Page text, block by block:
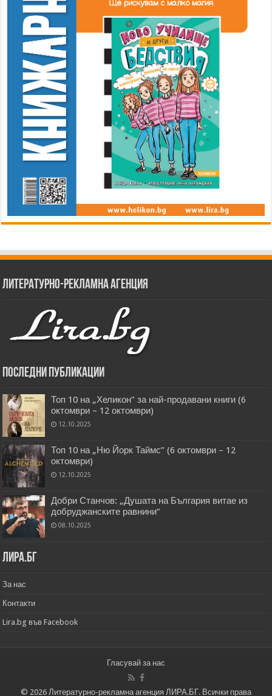
Литературно-рекламна агенция
Последни публикации
Топ 10 на „Хеликон” за най-продавани книги (6
октомври – 12 октомври)
12.10.2025
Топ 10 на „Ню Йорк Таймс” (6 октомври – 12
октомври)
12.10.2025
Добри Станчов: „Душата на България витае из
добруджанските равнини“
08.10.2025
Лира.бг
За нас
Контакти
Lira.bg във Facebook
Гласувай за нас
© 2026 Литературно-рекламна агенция ЛИРА.БГ. Всички права